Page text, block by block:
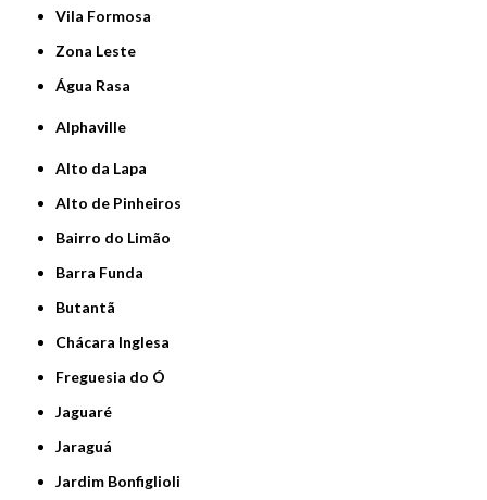
Vila Formosa
Zona Leste
Água Rasa
Alphaville
Alto da Lapa
Alto de Pinheiros
Bairro do Limão
Barra Funda
Butantã
Chácara Inglesa
Freguesia do Ó
Jaguaré
Jaraguá
Jardim Bonfiglioli